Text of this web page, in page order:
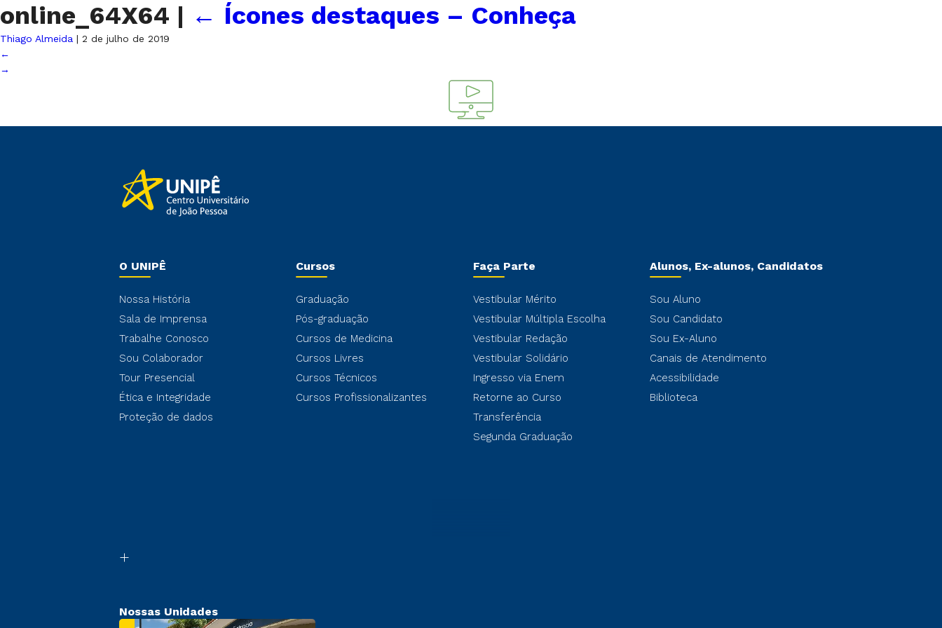
online_64X64 | ← Ícones destaques – Conheça
Thiago Almeida | 2 de julho de 2019
←
→
O UNIPÊ
Nossa História
Sala de Imprensa
Trabalhe Conosco
Sou Colaborador
Tour Presencial
Ética e Integridade
Proteção de dados
Cursos
Graduação
Pós-graduação
Cursos de Medicina
Cursos Livres
Cursos Técnicos
Cursos Profissionalizantes
Faça Parte
Vestibular Mérito
Vestibular Múltipla Escolha
Vestibular Redação
Vestibular Solidário
Ingresso via Enem
Retorne ao Curso
Transferência
Segunda Graduação
Alunos, Ex-alunos, Candidatos
Sou Aluno
Sou Candidato
Sou Ex-Aluno
Canais de Atendimento
Acessibilidade
Biblioteca
Nossas Unidades